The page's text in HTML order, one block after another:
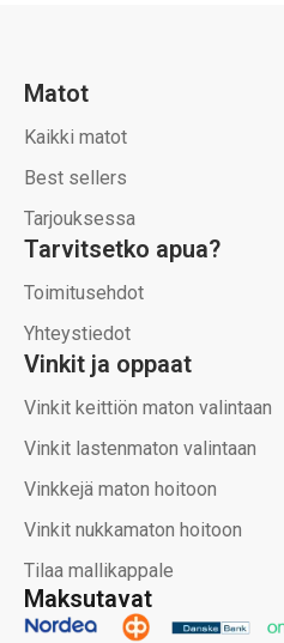
Maksutavat
Matot
Kaikki matot
Best sellers
Tarjouksessa
Tarvitsetko apua?
Toimitusehdot
Yhteystiedot
Vinkit ja oppaat
Vinkit keittiön maton valintaan
Vinkit lastenmaton valintaan
Vinkkejä maton hoitoon
Vinkit nukkamaton hoitoon
Tilaa mallikappale